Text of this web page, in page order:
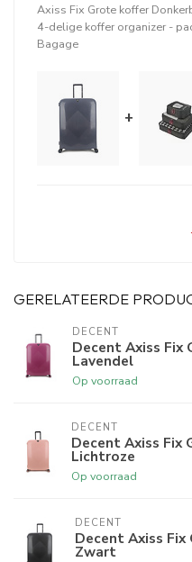
Axiss Fix Grote koffer
4-delige koffer organizer -
Bagage
+
GERELATEERDE
DECENT
Decent Axiss
Lavendel
Op voorraad
DECENT
Decent Axiss Fix
Lichtroze
Op voorraad
DECENT
Decent Axiss
Zwart